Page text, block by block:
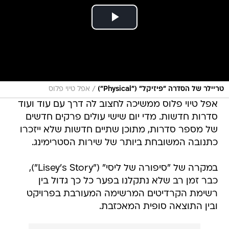
טריילר של הסדרה "פיזיקל" ("Physical") / אפל טיוי פלוס
אפל טיוי פלוס ממשיכה לחצוב לה דרך עם עוד ועוד
סדרות חדשות. מדי יום שישי עולים פרקים חדשים
של מספר סדרות, מתוכן שתיים חדשות שלא ייזכרו
כתנובה המשובחת ביותר של שירות הסטרימינג.
במקרה של "סיפורה של ליסי" ("Lisey's Story"),
כבר זמן רב שלא נתקלנו בפער כל כך גדול בין
רשימת הקרדיטים המרשימה המעורבת בפרויקט
ובין התוצאה סופית המאכזבת.